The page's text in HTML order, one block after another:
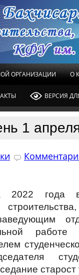
ОРГАНИЗАЦИИ О
ВЕРСИЯ
1
2022 года в
старост